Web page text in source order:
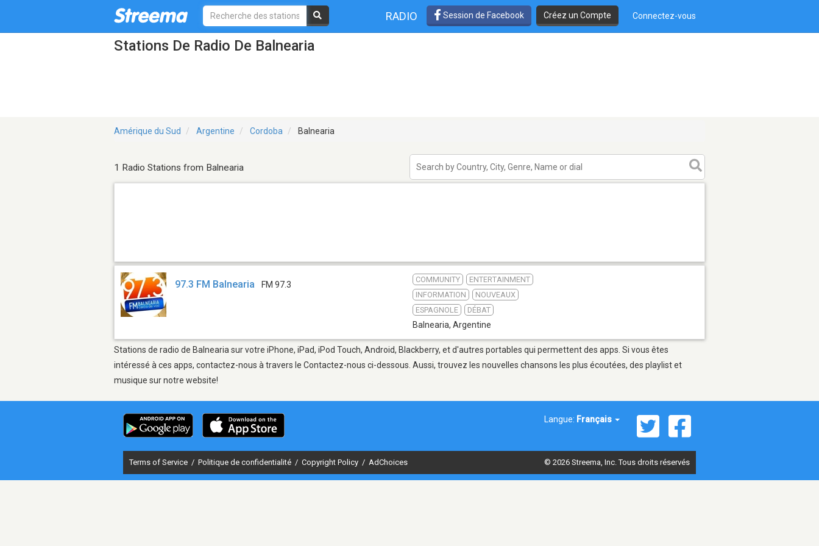
RADIO Session de Facebook Créez un Compte Connectez-vous
Stations De Radio De Balnearia
Amérique du Sud Argentine Cordoba Balnearia
1 Radio Stations from Balnearia
97.3 FM Balnearia FM 97.3
COMMUNITY
ENTERTAINMENT
INFORMATION
NOUVEAUX
ESPAGNOLE
DÉBAT
Balnearia, Argentine
Stations de radio de Balnearia sur votre iPhone, iPad, iPod Touch, Android, Blackberry, et d'autres portables qui permettent des apps. Si vous êtes
intéressé à ces apps, contactez-nous à travers le Contactez-nous ci-dessous. Aussi, trouvez les nouvelles chansons les plus écoutées, des playlist et
musique sur notre website!
Langue: Français
Terms of Service / Politique de confidentialité / Copyright Policy / AdChoices © 2026 Streema, Inc. Tous droits réservés